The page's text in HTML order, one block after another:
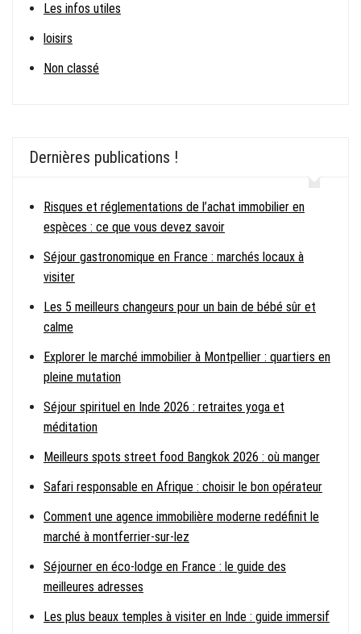
Les infos utiles
loisirs
Non classé
Dernières publications !
Risques et réglementations de l’achat immobilier en
espèces : ce que vous devez savoir
Séjour gastronomique en France : marchés locaux à
visiter
Les 5 meilleurs changeurs pour un bain de bébé sûr et
calme
Explorer le marché immobilier à Montpellier : quartiers en
pleine mutation
Séjour spirituel en Inde 2026 : retraites yoga et
méditation
Meilleurs spots street food Bangkok 2026 : où manger
Safari responsable en Afrique : choisir le bon opérateur
Comment une agence immobilière moderne redéfinit le
marché à montferrier-sur-lez
Séjourner en éco-lodge en France : le guide des
meilleures adresses
Les plus beaux temples à visiter en Inde : guide immersif